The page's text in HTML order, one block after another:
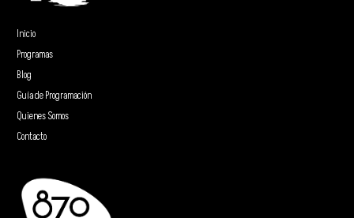
Inicio
Programas
Blog
Guía de Programación
Quienes Somos
Contacto